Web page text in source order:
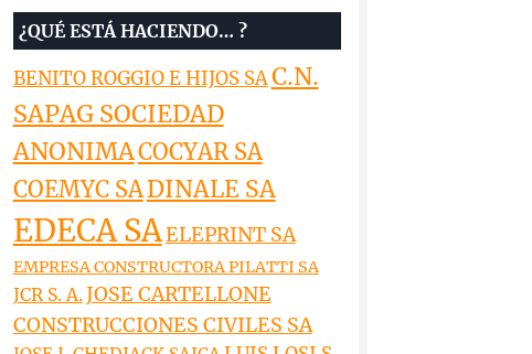
¿QUÉ ESTÁ HACIENDO… ?
BENITO ROGGIO E HIJOS SAC.N.
SAPAG SOCIEDAD
ANONIMACOCYAR SA
COEMYC SADINALE SA
EDECA SAELEPRINT SA
EMPRESA CONSTRUCTORA PILATTI SA
JCR S. A.JOSE CARTELLONE
CONSTRUCCIONES CIVILES SA